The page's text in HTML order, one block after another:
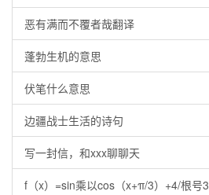
恶有满而不覆者哉翻译
蓬勃生机的意思
伏笔什么意思
边疆战士生活的诗句
写一封信，和xxx聊聊天
f（x）=sin乘以cos（x+π/3）+4/根号3